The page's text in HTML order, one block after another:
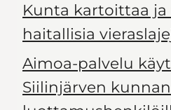
Kunta kartoittaa
haitallisia
Aimoa-palvelu
Siilinjärven kunnan